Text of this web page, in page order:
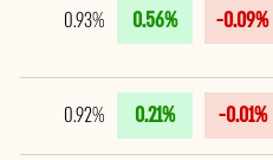
-0.09%
0.56%
0.93%
-0.01%
0.21%
0.92%